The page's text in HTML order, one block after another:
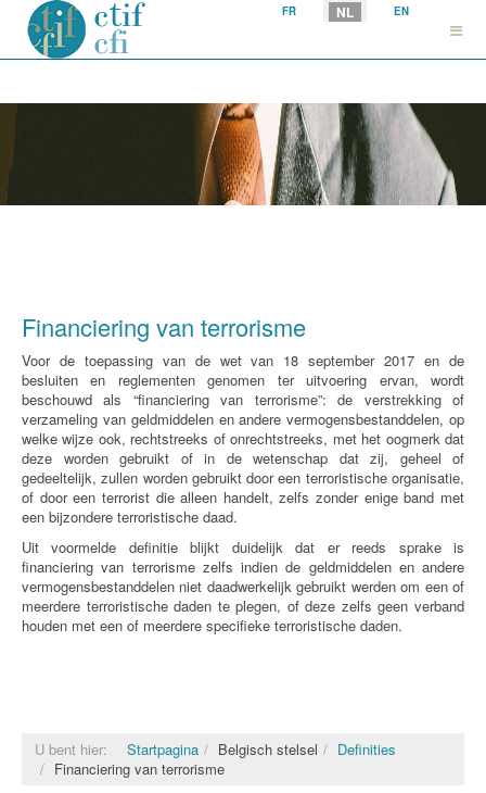
Selecteer uw taal
FR NL EN
Financiering van terrorisme
Voor de toepassing van de wet van 18 september 2017 en de
besluiten en reglementen genomen ter uitvoering ervan, wordt
beschouwd als “financiering van terrorisme”: de verstrekking of
verzameling van geldmiddelen en andere vermogensbestanddelen, op
welke wijze ook, rechtstreeks of onrechtstreeks, met het oogmerk dat
deze worden gebruikt of in de wetenschap dat zij, geheel of
gedeeltelijk, zullen worden gebruikt door een terroristische organisatie,
of door een terrorist die alleen handelt, zelfs zonder enige band met
een bijzondere terroristische daad.
Uit voormelde definitie blijkt duidelijk dat er reeds sprake is
financiering van terrorisme zelfs indien de geldmiddelen en andere
vermogensbestanddelen niet daadwerkelijk gebruikt werden om een of
meerdere terroristische daden te plegen, of deze zelfs geen verband
houden met een of meerdere specifieke terroristische daden.
U bent hier: Startpagina Belgisch stelsel
Definities
Financiering van terrorisme